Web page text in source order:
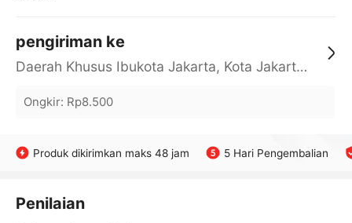
pengiriman ke
Daerah Khusus Ibukota Jakarta, Kota Jakarta Barat, Cengkareng, yy
Ongkir: Rp8.500
Produk dikirimkan maks 48 jam 5 Hari Pengembalian
Penilaian